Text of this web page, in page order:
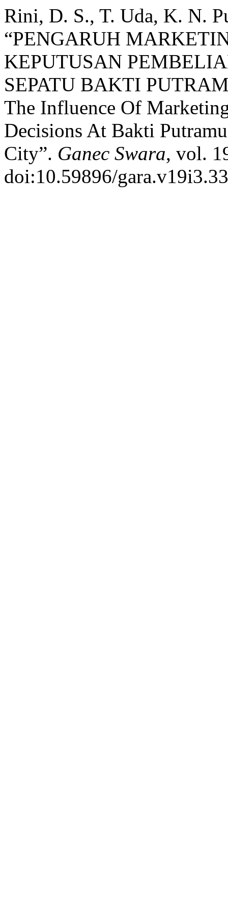
Rini, D. S., T. Uda, K. N.
“PENGARUH
KEPUTUSAN
SEPATU BAKTI
The Influence Of
Decisions At Bakti
City”. Ganec Swara, vol.
doi:10.59896/